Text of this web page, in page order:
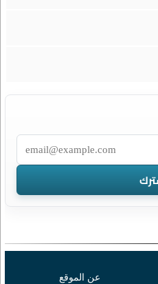
عن الموقع